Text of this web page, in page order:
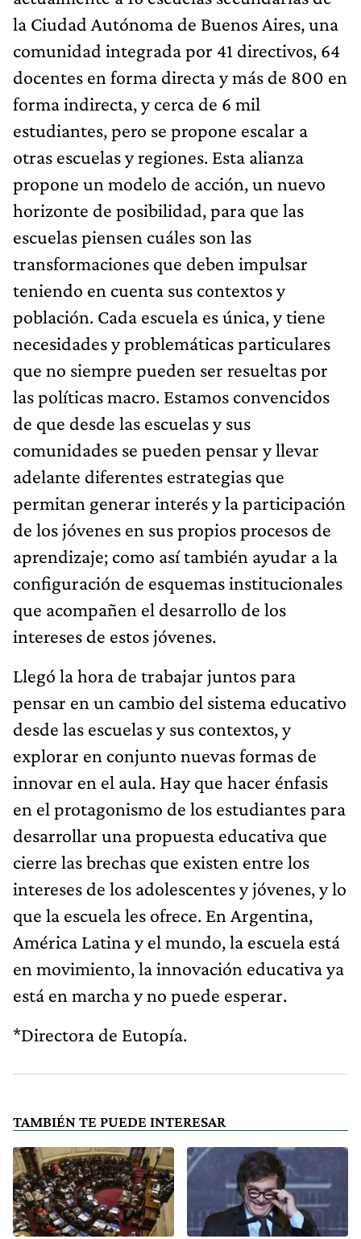
la Ciudad Autónoma de Buenos Aires, una
comunidad integrada por 41 directivos, 64
docentes en forma directa y más de 800 en
forma indirecta, y cerca de 6 mil
estudiantes, pero se propone escalar a
otras escuelas y regiones. Esta alianza
propone un modelo de acción, un nuevo
horizonte de posibilidad, para que las
escuelas piensen cuáles son las
transformaciones que deben impulsar
teniendo en cuenta sus contextos y
población. Cada escuela es única, y tiene
necesidades y problemáticas particulares
que no siempre pueden ser resueltas por
las políticas macro. Estamos convencidos
de que desde las escuelas y sus
comunidades se pueden pensar y llevar
adelante diferentes estrategias que
permitan generar interés y la participación
de los jóvenes en sus propios procesos de
aprendizaje; como así también ayudar a la
configuración de esquemas institucionales
que acompañen el desarrollo de los
intereses de estos jóvenes.
Llegó la hora de trabajar juntos para
pensar en un cambio del sistema educativo
desde las escuelas y sus contextos, y
explorar en conjunto nuevas formas de
innovar en el aula. Hay que hacer énfasis
en el protagonismo de los estudiantes para
desarrollar una propuesta educativa que
cierre las brechas que existen entre los
intereses de los adolescentes y jóvenes, y lo
que la escuela les ofrece. En Argentina,
América Latina y el mundo, la escuela está
en movimiento, la innovación educativa ya
está en marcha y no puede esperar.
*Directora de Eutopía.
TAMBIÉN TE PUEDE INTERESAR